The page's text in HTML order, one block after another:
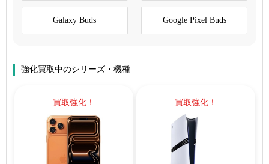
Galaxy Buds Google Pixel Buds
強化買取中のシリーズ・機種
買取強化！ 買取強化！